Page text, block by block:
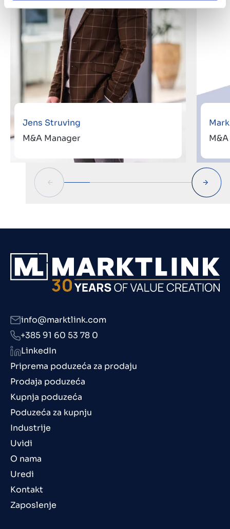
Jens Struving
M&A Manager
Priprema poduzeća za prodaju
Prodaja poduzeća
Kupnja poduzeća
Poduzeća za kupnju
Industrije
Uvidi
O nama
Uredi
Kontakt
Zaposlenje
info@marktlink.com
+385 91 60 53 78 0
LinkedIn